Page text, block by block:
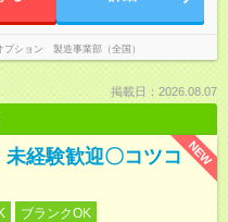
プション 製造事業部（全国）
掲載日：2026.08.07
NEW
経験歓迎〇コツコ
ブランクOK